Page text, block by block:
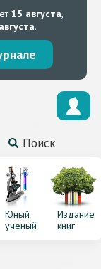
15 августа,
.
Поиск
Юный
ученый
Издание
книг